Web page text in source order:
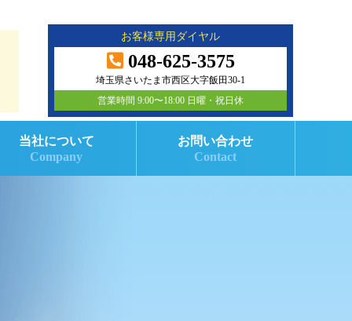
お客様専用ダイヤル
048-625-3575
埼玉県さいたま市西区大字飯田30-1
営業時間 9:00〜18:00 日曜・祝日休
当社について
Company
お問い合わせ
Contact